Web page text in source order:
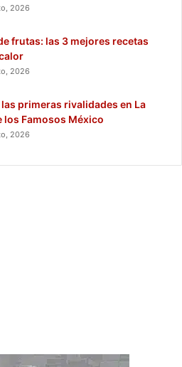
2026
frutas: las 3 mejores recetas
2026
primeras rivalidades en La
los Famosos México
2026